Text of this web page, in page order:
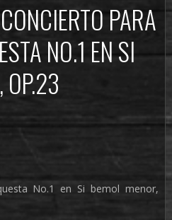
PARA
NO.1 EN SI
OP.23
No.1 en Si bemol menor,